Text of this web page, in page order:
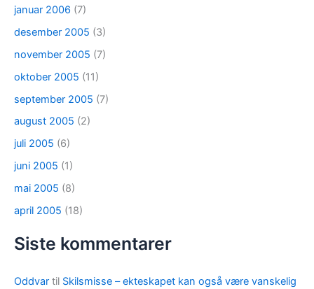
januar 2006 (7)
desember 2005 (3)
november 2005 (7)
oktober 2005 (11)
september 2005 (7)
august 2005 (2)
juli 2005 (6)
juni 2005 (1)
mai 2005 (8)
april 2005 (18)
Siste kommentarer
Oddvar til Skilsmisse – ekteskapet kan også være vanskelig